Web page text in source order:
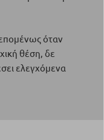
όταν
θέση, δε
ελεγχόμενα